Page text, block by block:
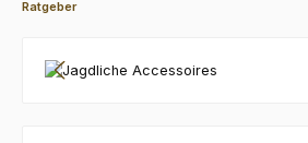
Ratgeber
Bildergalerie überspringen